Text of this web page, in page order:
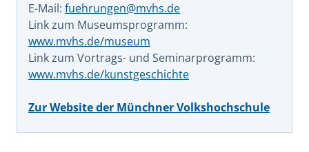
E-Mail: fuehrungen@mvhs.de
Link zum Museumsprogramm:
www.mvhs.de/museum
Link zum Vortrags- und Seminarprogramm:
www.mvhs.de/kunstgeschichte
Zur Website der Münchner Volkshochschule